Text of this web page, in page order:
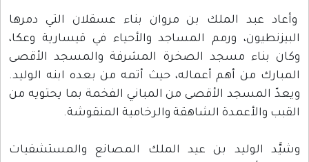
وأعاد عبد الملك بن مروان بناء عسقلان التي دمرها
البيزنطيون، ورمم المساجد والأحياء في قيسارية وعكا،
وكان بناء مسجد الصخرة المشرفة والمسجد الأقصى
المبارك من أهم أعماله، حيث أتمه من بعده ابنه الوليد.
ويعدّ المسجد الأقصى من المباني الفخمة بما يحتويه من
القبب والأعمدة الشاهقة والرخامية المنقوشة.
وشيَّد الوليد بن عيد الملك المصانع والمستشفيات